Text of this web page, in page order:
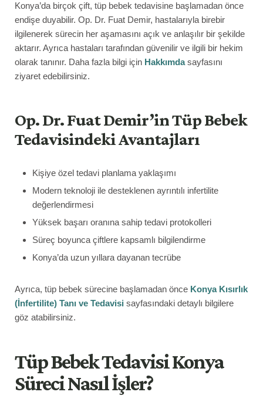
Konya’da birçok çift, tüp bebek tedavisine başlamadan önce
endişe duyabilir. Op. Dr. Fuat Demir, hastalarıyla birebir
ilgilenerek sürecin her aşamasını açık ve anlaşılır bir şekilde
aktarır. Ayrıca hastaları tarafından güvenilir ve ilgili bir hekim
olarak tanınır. Daha fazla bilgi için Hakkımdasayfasını
ziyaret edebilirsiniz.
Op. Dr. Fuat Demir’in Tüp Bebek
Tedavisindeki Avantajları
Kişiye özel tedavi planlama yaklaşımı
Modern teknoloji ile desteklenen ayrıntılı infertilite
değerlendirmesi
Yüksek başarı oranına sahip tedavi protokolleri
Süreç boyunca çiftlere kapsamlı bilgilendirme
Konya’da uzun yıllara dayanan tecrübe
Ayrıca, tüp bebek sürecine başlamadan önce Konya Kısırlık
(İnfertilite) Tanı ve Tedavisi sayfasındaki detaylı bilgilere
göz atabilirsiniz.
Tüp Bebek Tedavisi Konya
Süreci Nasıl İşler?